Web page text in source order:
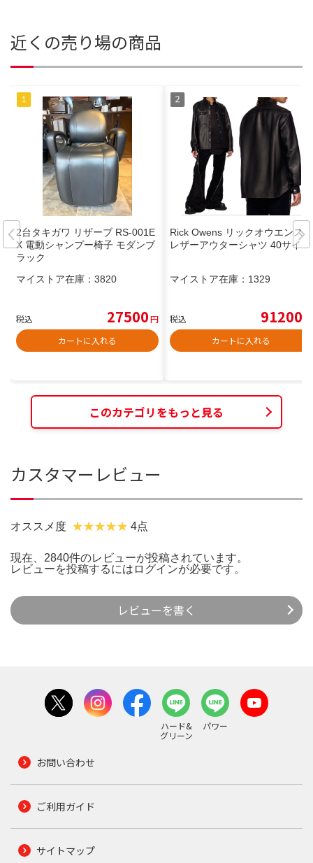
近くの売り場の商品
2台タキガワ リザーブ RS-001E
X 電動シャンプー椅子 モダンブ
ラック
マイストア在庫： 3820
税込 27500円
カートに入れる
Rick Owens リックオウエンス
レザーアウターシャツ 40サイズ
マイストア在庫： 1329
税込 91200
カートに入れる
このカテゴリをもっと見る
カスタマーレビュー
オススメ度 4点
現在、2840件のレビューが投稿されています。
レビューを投稿するには ログインが必要です。
レビューを書く
ハード&
グリーン
パワー
お問い合わせ
ご利用ガイド
サイトマップ